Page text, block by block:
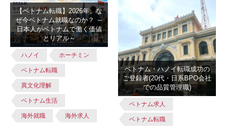
【ベトナム転職】2026年、な
ぜ今ベトナム就職なのか？ ～
日本人がベトナムで働く価値
とリアル～
ハノイ ホーチミン
ベトナム転職
異文化理解
ベトナム生活
海外就職 海外求人
ベトナム・ハノイ転職成功の
ご登録者(20代・日系BPO会社
での品質管理職)
ベトナム求人
ベトナム転職